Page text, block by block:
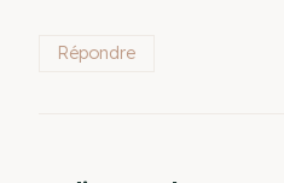
Répondre